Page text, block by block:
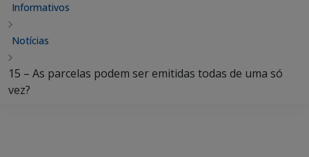
Informativos
Notícias
15 – As parcelas podem ser emitidas todas de uma só
vez?